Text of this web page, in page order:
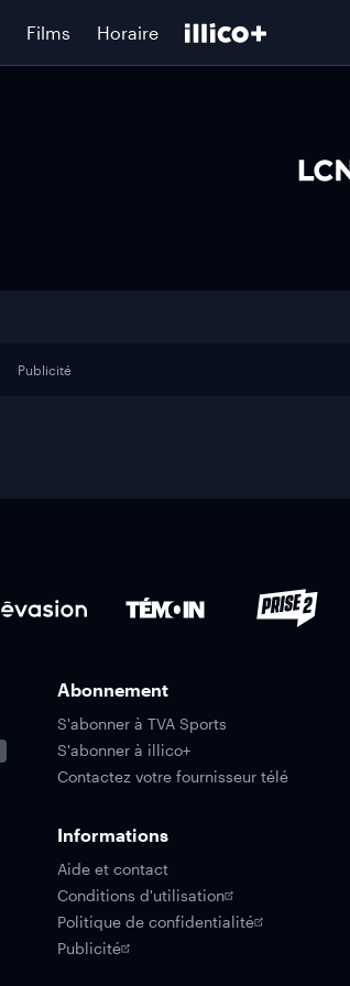
Films Horaire
Publicité
Abonnement
S'abonner à TVA Sports
S'abonner à illico+
Contactez votre fournisseur télé
Informations
Aide et contact
Conditions d'utilisation
Politique de confidentialité
Publicité